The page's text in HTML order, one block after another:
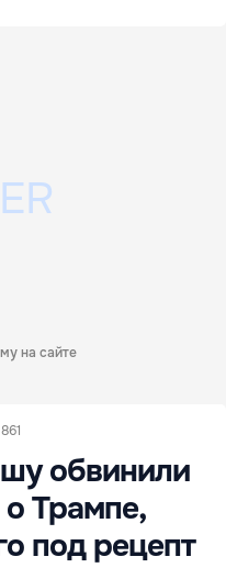
на сайте
обвинили
Трампе,
под рецепт